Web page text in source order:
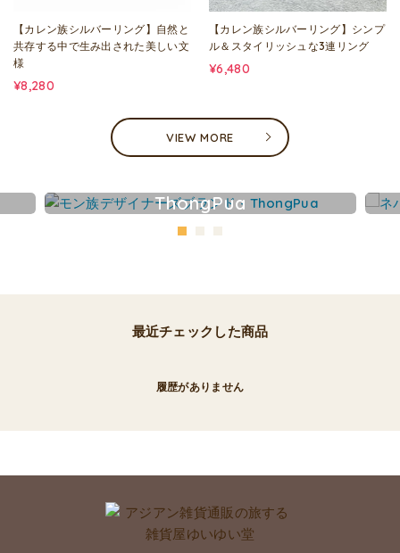
【カレン族シルバーリング】自然と
共存する中で生み出された美しい文
様
¥8,280
【カレン族シルバーリング】シンプ
ル＆スタイリッシュな3連リング
¥6,480
VIEW MORE
ThongPua
最近チェックした商品
履歴がありません